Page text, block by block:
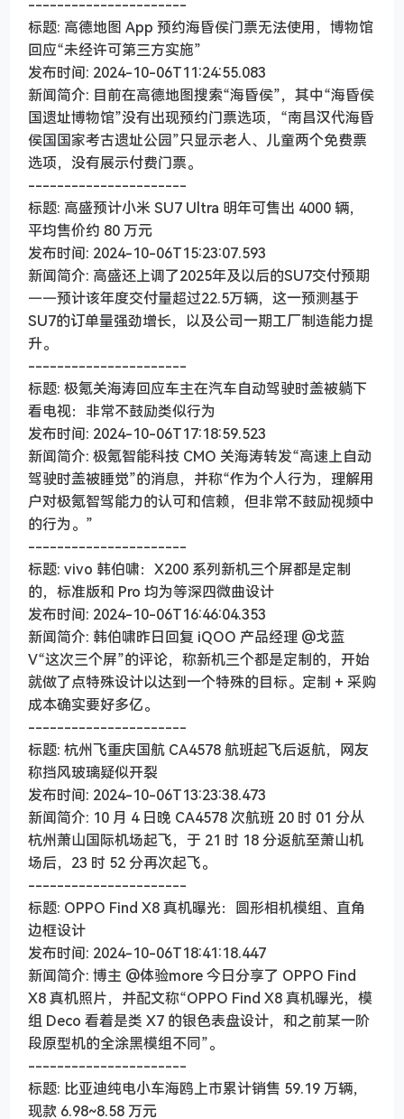
----------------------
标题: 高德地图 App 预约海昏侯门票无法使用，博物馆
回应“未经许可第三方实施”
发布时间: 2024-10-06T11:24:55.083
新闻简介: 目前在高德地图搜索“海昏侯”，其中“海昏侯
国遗址博物馆”没有出现预约门票选项，“南昌汉代海昏
侯国国家考古遗址公园”只显示老人、儿童两个免费票
选项，没有展示付费门票。
----------------------
标题: 高盛预计小米 SU7 Ultra 明年可售出 4000 辆，
平均售价约 80 万元
发布时间: 2024-10-06T15:23:07.593
新闻简介: 高盛还上调了2025年及以后的SU7交付预期
——预计该年度交付量超过22.5万辆，这一预测基于
SU7的订单量强劲增长，以及公司一期工厂制造能力提
升。
----------------------
标题: 极氪关海涛回应车主在汽车自动驾驶时盖被躺下
看电视：非常不鼓励类似行为
发布时间: 2024-10-06T17:18:59.523
新闻简介: 极氪智能科技 CMO 关海涛转发“高速上自动
驾驶时盖被睡觉”的消息，并称“作为个人行为，理解用
户对极氪智驾能力的认可和信赖，但非常不鼓励视频中
的行为。”
----------------------
标题: vivo 韩伯啸：X200 系列新机三个屏都是定制
的，标准版和 Pro 均为等深四微曲设计
发布时间: 2024-10-06T16:46:04.353
新闻简介: 韩伯啸昨日回复 iQOO 产品经理 @戈蓝
V“这次三个屏”的评论，称新机三个都是定制的，开始
就做了点特殊设计以达到一个特殊的目标。定制 + 采购
成本确实要好多亿。
----------------------
标题: 杭州飞重庆国航 CA4578 航班起飞后返航，网友
称挡风玻璃疑似开裂
发布时间: 2024-10-06T13:23:38.473
新闻简介: 10 月 4 日晚 CA4578 次航班 20 时 01 分从
杭州萧山国际机场起飞，于 21 时 18 分返航至萧山机
场后，23 时 52 分再次起飞。
----------------------
标题: OPPO Find X8 真机曝光：圆形相机模组、直角
边框设计
发布时间: 2024-10-06T18:41:18.447
新闻简介: 博主 @体验more 今日分享了 OPPO Find
X8 真机照片，并配文称“OPPO Find X8 真机曝光，模
组 Deco 看着是类 X7 的银色表盘设计，和之前某一阶
段原型机的全涂黑模组不同”。
----------------------
标题: 比亚迪纯电小车海鸥上市累计销售 59.19 万辆，
现款 6.98~8.58 万元